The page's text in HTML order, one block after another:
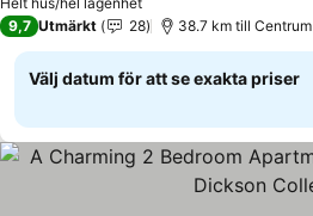
9,7 Utmärkt 28 38.7 km till Centrum
Välj datum för att se exakta priser